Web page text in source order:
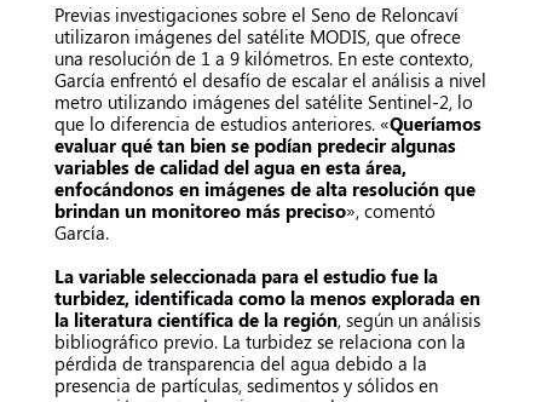
Previas investigaciones sobre el Seno de Reloncaví
utilizaron imágenes del satélite MODIS, que ofrece
una resolución de 1 a 9 kilómetros. En este contexto,
García enfrentó el desafío de escalar el análisis a nivel
metro utilizando imágenes del satélite Sentinel-2, lo
que lo diferencia de estudios anteriores. «Queríamos
evaluar qué tan bien se podían predecir algunas
variables de calidad del agua en esta área,
enfocándonos en imágenes de alta resolución que
brindan un monitoreo más preciso», comentó
García.
La variable seleccionada para el estudio fue la
turbidez, identificada como la menos explorada en
la literatura científica de la región, según un análisis
bibliográfico previo. La turbidez se relaciona con la
pérdida de transparencia del agua debido a la
presencia de partículas, sedimentos y sólidos en